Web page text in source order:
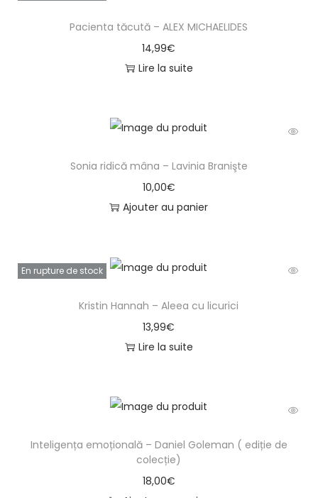
Pacienta tăcută – ALEX MICHAELIDES
14,99€
Lire la suite
Sonia ridică mâna – Lavinia Branişte
10,00€
Ajouter au panier
En rupture de stock
Kristin Hannah – Aleea cu licurici
13,99€
Lire la suite
Inteligența emoțională – Daniel Goleman ( ediție de
colecție)
18,00€